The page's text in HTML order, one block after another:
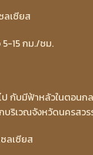
ลเซียส
5-15 กม./ชม.
ป กับมีฟ้าหลัวในตอน
บริเวณจังหวัดนครสว
ลเซียส